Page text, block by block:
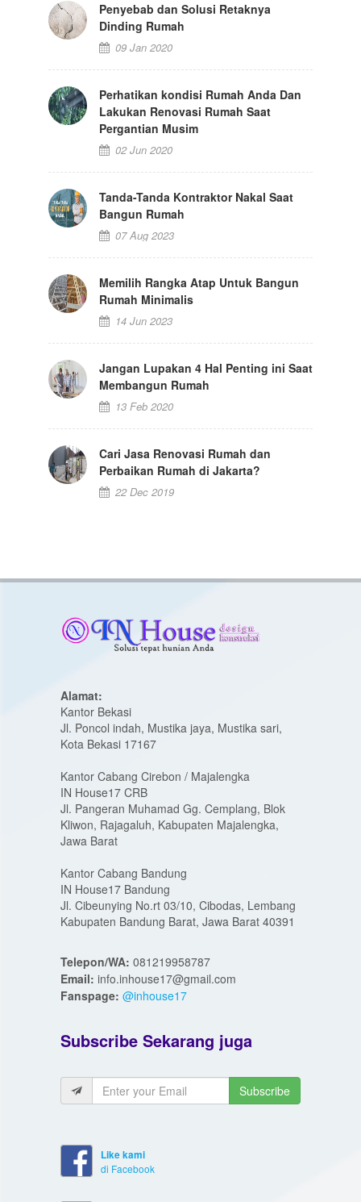
Penyebab dan Solusi Retaknya
Dinding Rumah
09 Jan 2020
Perhatikan kondisi Rumah Anda Dan
Lakukan Renovasi Rumah Saat
Pergantian Musim
02 Jun 2020
Tanda-Tanda Kontraktor Nakal Saat
Bangun Rumah
07 Aug 2023
Memilih Rangka Atap Untuk Bangun
Rumah Minimalis
14 Jun 2023
Jangan Lupakan 4 Hal Penting ini Saat
Membangun Rumah
13 Feb 2020
Cari Jasa Renovasi Rumah dan
Perbaikan Rumah di Jakarta?
22 Dec 2019
Alamat:
Kantor Bekasi
Jl. Poncol indah, Mustika jaya, Mustika sari,
Kota Bekasi 17167
Kantor Cabang Cirebon / Majalengka
IN House17 CRB
Jl. Pangeran Muhamad Gg. Cemplang, Blok
Kliwon, Rajagaluh, Kabupaten Majalengka,
Jawa Barat
Kantor Cabang Bandung
IN House17 Bandung
Jl. Cibeunying No.rt 03/10, Cibodas, Lembang
Kabupaten Bandung Barat, Jawa Barat 40391
Telepon/WA: 081219958787
Email: info.inhouse17@gmail.com
Fanspage: @inhouse17
Subscribe Sekarang juga
Subscribe
Like kami
di Facebook